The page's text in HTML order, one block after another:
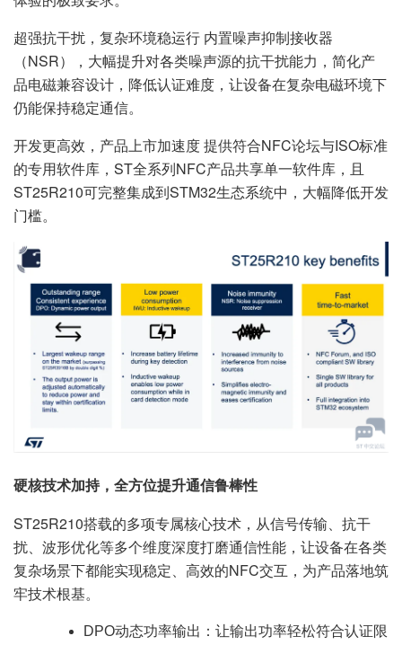
超强抗干扰，复杂环境稳运行 内置噪声抑制接收器
（NSR），大幅提升对各类噪声源的抗干扰能力，简化产
品电磁兼容设计，降低认证难度，让设备在复杂电磁环境下
仍能保持稳定通信。
开发更高效，产品上市加速度 提供符合NFC论坛与ISO标准
的专用软件库，ST全系列NFC产品共享单一软件库，且
ST25R210可完整集成到STM32生态系统中，大幅降低开发
门槛。
硬核技术加持，全方位提升通信鲁棒性
ST25R210搭载的多项专属核心技术，从信号传输、抗干
扰、波形优化等多个维度深度打磨通信性能，让设备在各类
复杂场景下都能实现稳定、高效的NFC交互，为产品落地筑
牢技术根基。
DPO动态功率输出：让输出功率轻松符合认证限